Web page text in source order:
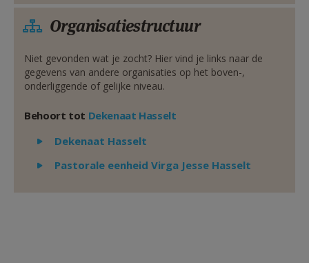
Organisatiestructuur
Niet gevonden wat je zocht? Hier vind je links naar de
gegevens van andere organisaties op het boven-,
onderliggende of gelijke niveau.
Behoort tot Dekenaat Hasselt
Weergeven
Dekenaat Hasselt
Weergeven
Pastorale eenheid Virga Jesse Hasselt